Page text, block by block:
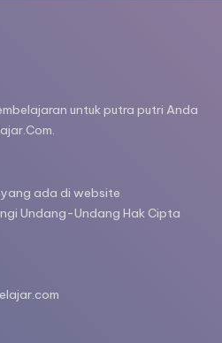
untuk putra putri Anda
ada di website
Undang-Undang Hak Cipta